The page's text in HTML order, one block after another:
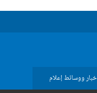
ووسائط إعلام